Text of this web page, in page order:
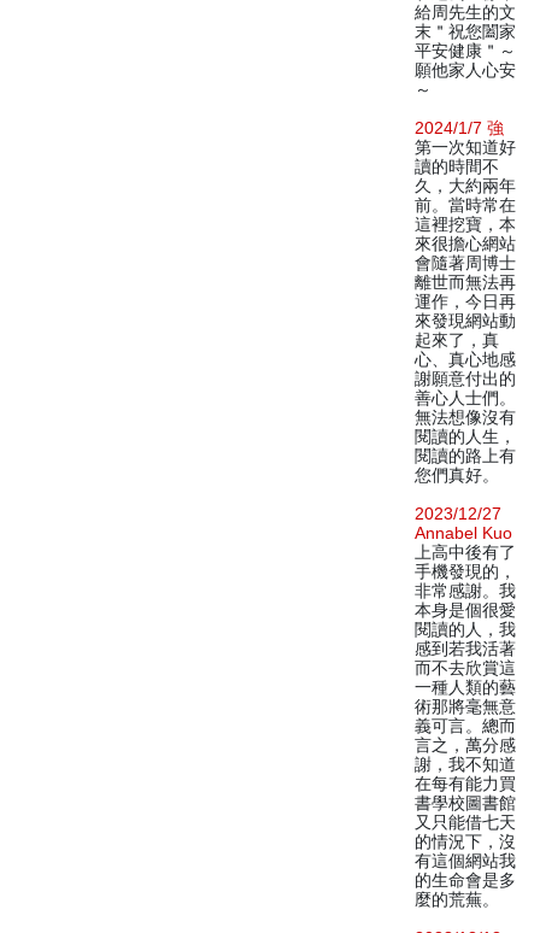
給周先生的文
末＂祝您闔家
平安健康＂～
願他家人心安
～
2024/1/7 強
第一次知道好
讀的時間不
久，大約兩年
前。當時常在
這裡挖寶，本
來很擔心網站
會隨著周博士
離世而無法再
運作，今日再
來發現網站動
起來了，真
心、真心地感
謝願意付出的
善心人士們。
無法想像沒有
閱讀的人生，
閱讀的路上有
您們真好。
2023/12/27
Annabel Kuo
上高中後有了
手機發現的，
非常感謝。我
本身是個很愛
閱讀的人，我
感到若我活著
而不去欣賞這
一種人類的藝
術那將毫無意
義可言。總而
言之，萬分感
謝，我不知道
在每有能力買
書學校圖書館
又只能借七天
的情況下，沒
有這個網站我
的生命會是多
麼的荒蕪。